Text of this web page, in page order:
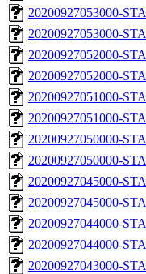
20200927053000-
20200927053000-
20200927052000-
20200927052000-
20200927051000-
20200927051000-
20200927050000-
20200927050000-
20200927045000-
20200927045000-
20200927044000-
20200927044000-
20200927043000-